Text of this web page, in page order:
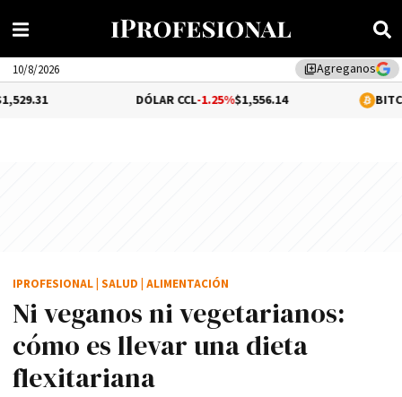
library_addAgreganos
10/8/2026
-1.25%$1,556.14 0.05%
Ni veganos ni vegetarianos:
cómo es llevar una dieta
flexitariana
IPROFESIONAL SALUD ALIMENTACIÓN